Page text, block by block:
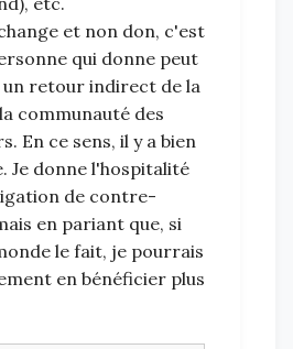
et non don, c'est
qui donne peut
retour indirect de la
communauté des
En ce sens, il y a bien
Je donne l'hospitalité
de contre-
en pariant que, si
le fait, je pourrais
en bénéficier plus